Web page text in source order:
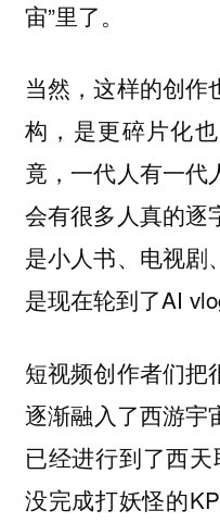
宙”里了。
当然，这样的创作
构，是更碎片化
竟，一代人有一代
会有很多人真的逐
是小人书、电视剧
是现在轮到了AI
短视频创作者们把
逐渐融入了西游
已经进行到了西
没完成打妖怪的